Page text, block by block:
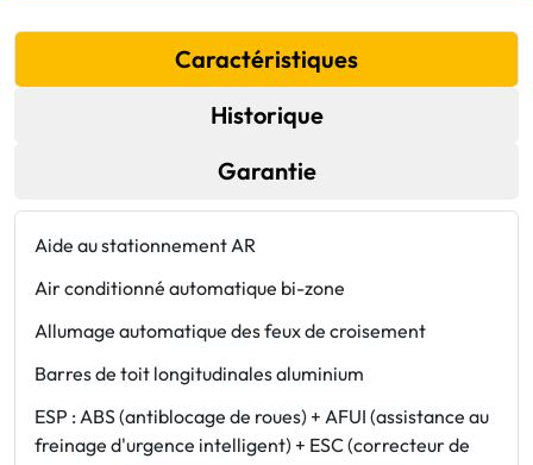
Caractéristiques
Historique
Garantie
Aide au stationnement AR
Air conditionné automatique bi-zone
Allumage automatique des feux de croisement
Barres de toit longitudinales aluminium
ESP : ABS (antiblocage de roues) + AFUI (assistance au
freinage d'urgence intelligent) + ESC (correcteur de